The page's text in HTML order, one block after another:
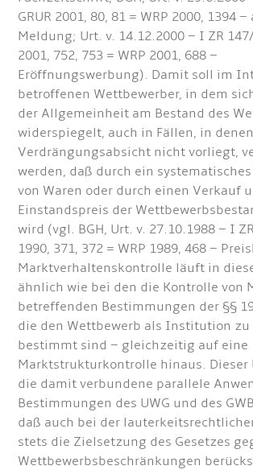
GRUR 2001, 80, 81 = WRP 2000, 1394
Meldung; Urt. v. 14.12.2000 – I ZR 147/
2001, 752, 753 = WRP 2001, 688 –
Eröffnungswerbung). Damit soll im
betroffenen Wettbewerber, in dem
der Allgemeinheit am Bestand des
widerspiegelt, auch in Fällen, in
Verdrängungsabsicht nicht vorliegt,
werden, daß durch ein
von Waren oder durch einen Verkauf
Einstandspreis der
wird (vgl. BGH, Urt. v. 27.10.1988 – I
1990, 371, 372 = WRP 1989, 468 –
Marktverhaltenskontrolle läuft in
ähnlich wie bei den die Kontrolle von
betreffenden Bestimmungen der §§
die den Wettbewerb als Institution zu
bestimmt sind – gleichzeitig auf eine
Marktstrukturkontrolle hinaus. Dieser
die damit verbundene parallele
Bestimmungen des UWG und des
daß auch bei der
stets die Zielsetzung des Gesetzes
Wettbewerbsbeschränkungen